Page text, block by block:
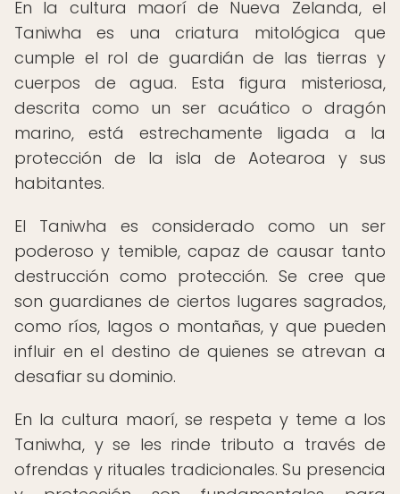
En la cultura maorí de Nueva Zelanda, el
Taniwha es una criatura mitológica que
cumple el rol de guardián de las tierras y
cuerpos de agua. Esta figura misteriosa,
descrita como un ser acuático o dragón
marino, está estrechamente ligada a la
protección de la isla de Aotearoa y sus
habitantes.
El Taniwha es considerado como un ser
poderoso y temible, capaz de causar tanto
destrucción como protección. Se cree que
son guardianes de ciertos lugares sagrados,
como ríos, lagos o montañas, y que pueden
influir en el destino de quienes se atrevan a
desafiar su dominio.
En la cultura maorí, se respeta y teme a los
Taniwha, y se les rinde tributo a través de
ofrendas y rituales tradicionales. Su presencia